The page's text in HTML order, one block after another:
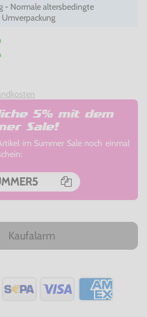
- Normale altersbedingte
5% mit dem
Sale!
im Summer Sale noch einmal
Kaufalarm